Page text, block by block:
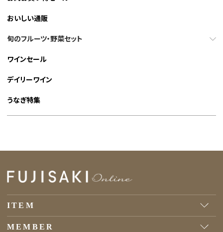
おいしい通販
旬のフルーツ・野菜セット
ワインセール
デイリーワイン
うなぎ特集
ITEM
MEMBER